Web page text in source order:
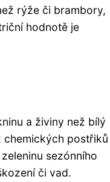
rýže či brambory,
hodnotě je
a živiny než bílý
postřiků
sezónního
či vad.